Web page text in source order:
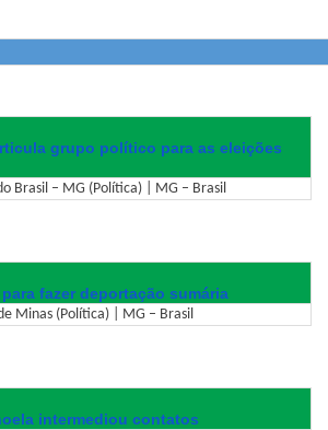
grupo político para as eleições
Brasil – MG (Política) | MG – Brasil
fazer deportação sumária
Minas (Política) | MG – Brasil
intermediou contatos